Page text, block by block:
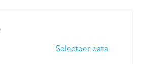
Selecteer data